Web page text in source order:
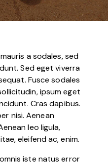
a sodales, sed
Sed eget viverra
Fusce sodales
ipsum eget
Cras dapibus.
nisi. Aenean
leo ligula,
eleifend ac, enim.
iste natus error